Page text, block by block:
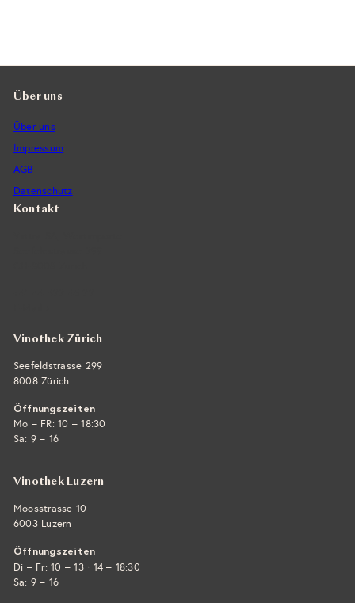
Über uns
Über uns
Impressum
AGB
Datenschutz
Kontakt
Vinothek Zürich
Seefeldstrasse 299
8008 Zürich
Öffnungszeiten
Mo – FR: 10 – 18:30
Sa: 9 – 16
Vinothek Luzern
Moosstrasse 10
6003 Luzern
Öffnungszeiten
Di – Fr: 10 – 13 · 14 – 18:30
Sa: 9 – 16